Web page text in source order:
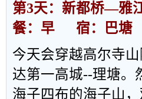
第3天：新都桥—雅
餐：早
宿：巴塘
今天会穿越高尔寺
达第一高城--理塘。
海子四布的海子山